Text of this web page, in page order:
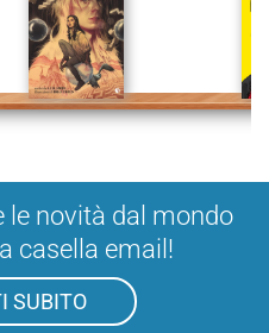
le novità dal mondo
casella email!
SUBITO